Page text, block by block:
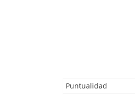
Puntualidad